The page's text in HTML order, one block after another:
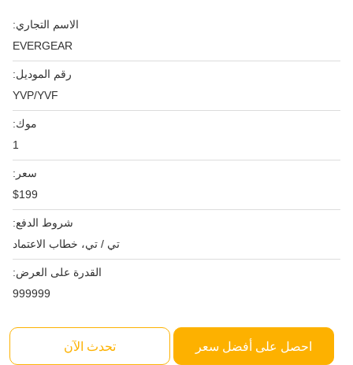
الاسم التجاري:
EVERGEAR
رقم الموديل:
YVP/YVF
موك:
1
سعر:
$199
شروط الدفع:
تي / تي، خطاب الاعتماد
القدرة على العرض:
999999
احصل على أفضل سعر تحدث الآن